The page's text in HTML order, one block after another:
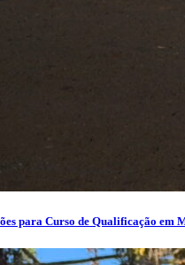
para Curso de Qualificação em